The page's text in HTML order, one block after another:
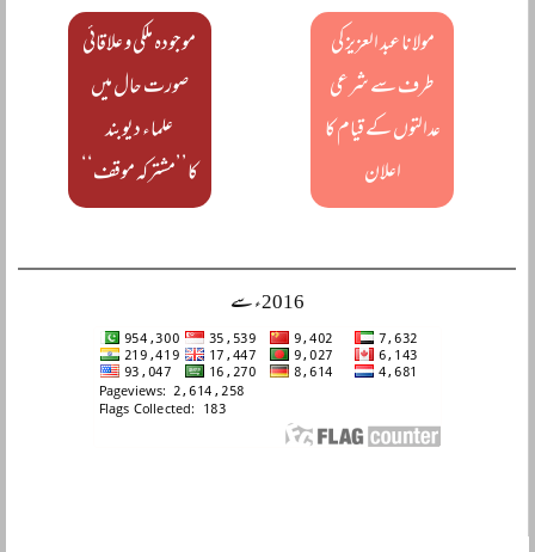
مولانا عبد العزیز کی
طرف سے شرعی
عدالتوں کے قیام کا
اعلان
موجودہ ملکی و علاقائی
صورت حال میں
علماء دیوبند
کا’’مشترکہ موقف‘‘
2016ء سے